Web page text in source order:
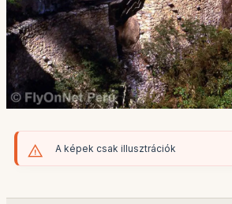
A képek csak illusztrációk